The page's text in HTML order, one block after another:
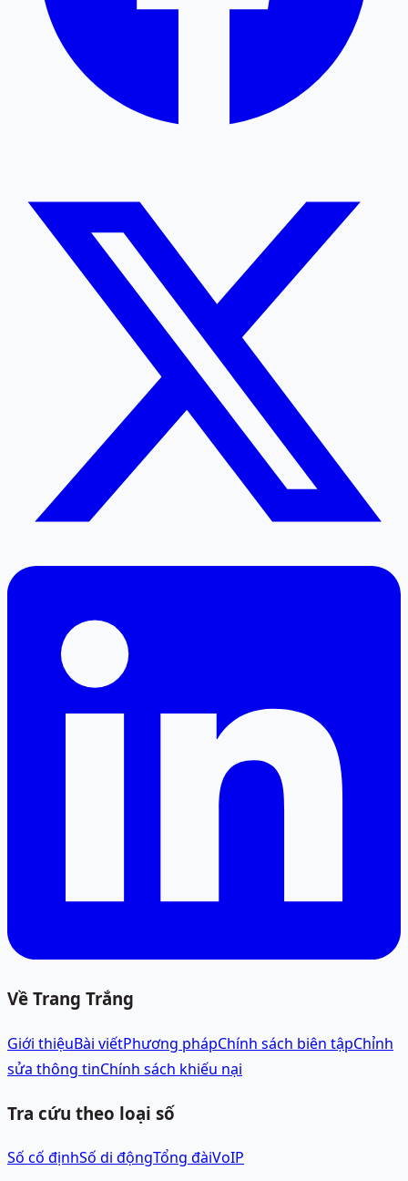
Về Trang Trắng
Giới thiệuBài viếtPhương phápChính sách biên tậpChỉnh
sửa thông tinChính sách khiếu nại
Tra cứu theo loại số
Số cố địnhSố di độngTổng đàiVoIP